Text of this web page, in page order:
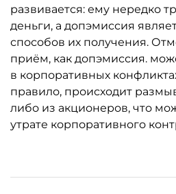
развивается: ему нередко
деньги, а допэмиссия
способов их получения.
приём, как допэмиссия.
в корпоративных
правило, происходит
либо из акционеров, что
утрате корпоративного